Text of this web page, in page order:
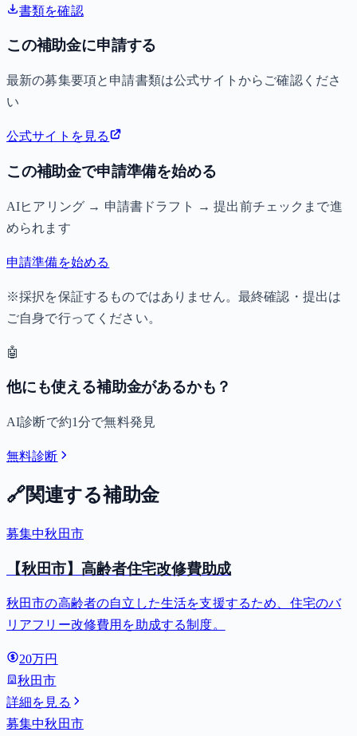
書類を確認
この補助金に申請する
最新の募集要項と申請書類は公式サイトからご確認くださ
い
公式サイトを見る
この補助金で申請準備を始める
AIヒアリング → 申請書ドラフト → 提出前チェックまで進
められます
申請準備を始める
※採択を保証するものではありません。最終確認・提出は
ご自身で行ってください。
🤖
他にも使える補助金があるかも？
AI診断で約1分で無料発見
無料診断
🔗関連する補助金
募集中秋田市
【秋田市】高齢者住宅改修費助成
秋田市の高齢者の自立した生活を支援するため、住宅のバ
リアフリー改修費用を助成する制度。
20万円
秋田市
詳細を見る
募集中秋田市